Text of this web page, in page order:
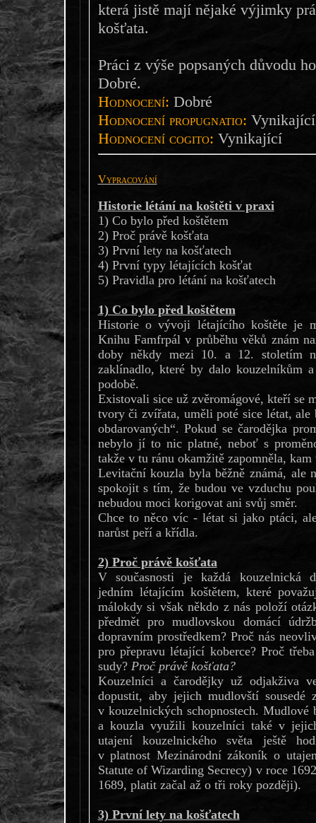
která jistě mají nějaké výjimky
košťata.
Práci z výše popsaných důvodu
Dobré.
Hodnocení: Dobré
Hodnocení propugnatio: Vynikající
Hodnocení cogito: Vynikající
Vypracování
Historie létání na koštěti v praxi
1) Co bylo před koštětem
2) Proč právě košťata
3) První lety na košťatech
4) První typy létajících košťat
5) Pravidla pro létání na košťatech
1) Co bylo před koštětem
Historie o vývoji létajícího koštěte je
Knihu Famfrpál v průběhu věků znám
doby někdy mezi 10. a 12. stoletím
zaklínadlo, které by dalo kouzelníkům
podobě.
Existovali sice už zvěromágové, kteří se
tvory či zvířata, uměli poté sice létat,
obdarovaných“. Pokud se čarodějka
nebylo jí to nic platné, neboť s
takže v tu ránu okamžitě zapomněla,
Levitační kouzla byla běžně známá, ale
spokojit s tím, že budou ve vzduchu
nebudou moci korigovat ani svůj směr.
Chce to něco víc - létat si jako ptáci,
narůst peří a křídla.
2) Proč právě košťata
V současnosti je každá kouzelnická
jedním létajícím koštětem, které
málokdy si však někdo z nás položí
předmět pro mudlovskou domácí
dopravním prostředkem? Proč nás
pro přepravu létající koberce? Proč
sudy? Proč právě košťata?
Kouzelníci a čarodějky už odjakživa
dopustit, aby jejich mudlovští
v kouzelnických schopnostech.
a kouzla využili kouzelníci také v
utajení kouzelnického světa ještě
v platnost Mezinárodní zákoník o
Statute of Wizarding Secrecy) v roce
1689, platit začal až o tři roky později).
3) První lety na košťatech